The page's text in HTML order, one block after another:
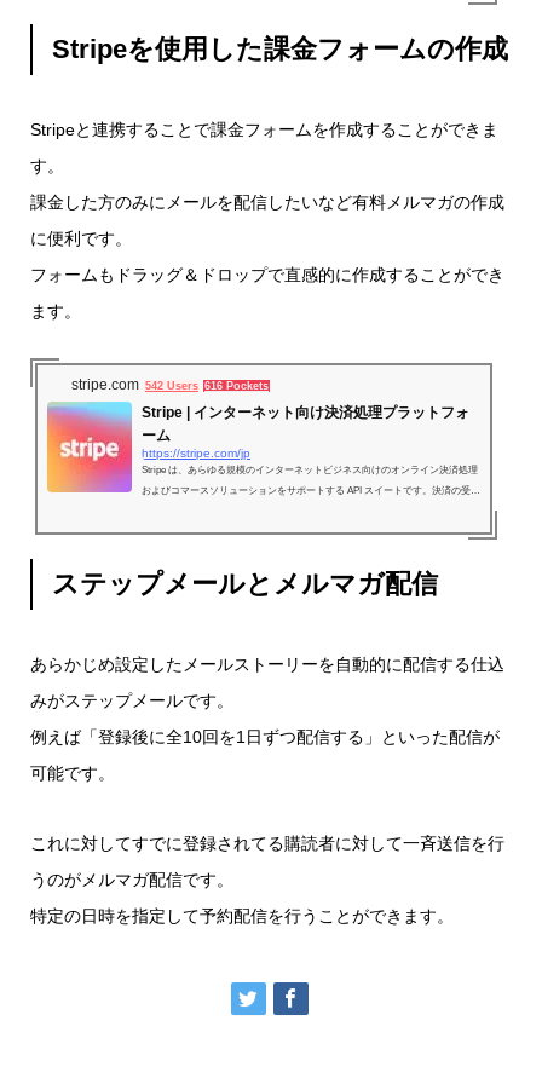
Stripeを使用した課金フォームの作成
Stripeと連携することで課金フォームを作成することができま
す。
課金した方のみにメールを配信したいなど有料メルマガの作成
に便利です。
フォームもドラッグ＆ドロップで直感的に作成することができ
ます。
stripe.com 542 Users 616 Pockets
Stripe | インターネット向け決済処理プラットフォ
ーム
https://stripe.com/jp
Stripe は、あらゆる規模のインターネットビジネス向けのオンライン決済処理
およびコマースソリューションをサポートする API スイートです。決済の受け
ステップメールとメルマガ配信
あらかじめ設定したメールストーリーを自動的に配信する仕込
みがステップメールです。
例えば「登録後に全10回を1日ずつ配信する」といった配信が
可能です。
これに対してすでに登録されてる購読者に対して一斉送信を行
うのがメルマガ配信です。
特定の日時を指定して予約配信を行うことができます。